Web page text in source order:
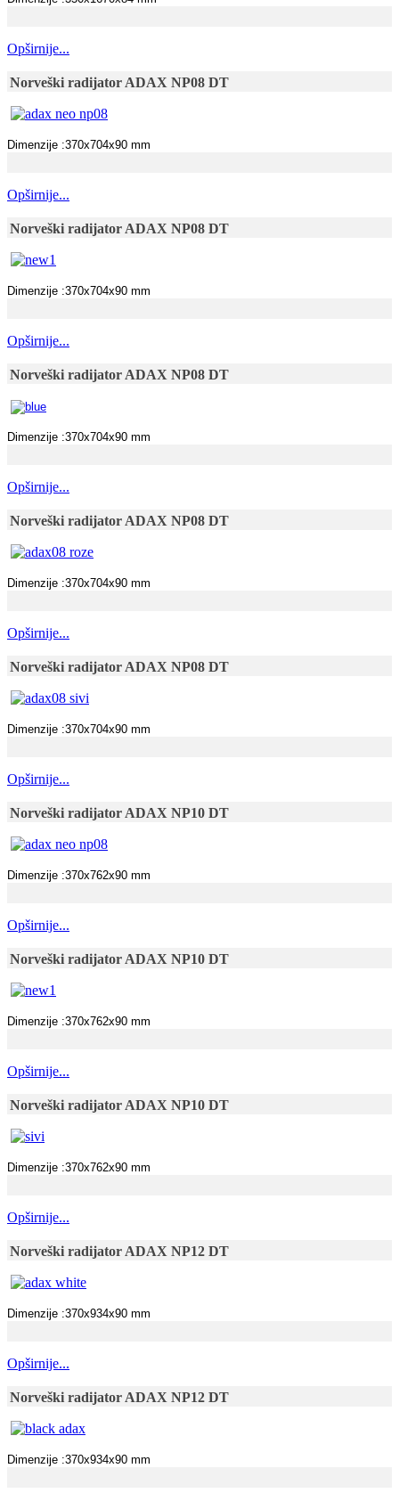
Opširnije...
Norveški radijator ADAX NP08 DT
Dimenzije :370x704x90 mm
Opširnije...
Norveški radijator ADAX NP08 DT
Dimenzije :370x704x90 mm
Opširnije...
Norveški radijator ADAX NP08 DT
Dimenzije :370x704x90 mm
Opširnije...
Norveški radijator ADAX NP08 DT
Dimenzije :370x704x90 mm
Opširnije...
Norveški radijator ADAX NP08 DT
Dimenzije :370x704x90 mm
Opširnije...
Norveški radijator ADAX NP10 DT
Dimenzije :370x762x90 mm
Opširnije...
Norveški radijator ADAX NP10 DT
Dimenzije :370x762x90 mm
Opširnije...
Norveški radijator ADAX NP10 DT
Dimenzije :370x762x90 mm
Opširnije...
Norveški radijator ADAX NP12 DT
Dimenzije :370x934x90 mm
Opširnije...
Norveški radijator ADAX NP12 DT
Dimenzije :370x934x90 mm